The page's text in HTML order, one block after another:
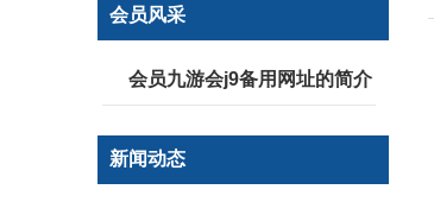
会员风采
会员九游会j9备用网址的简介
新闻动态